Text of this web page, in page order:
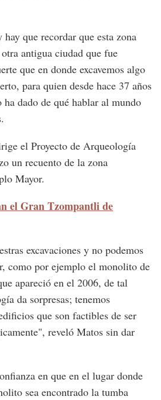
hay que recordar que esta zona
antigua ciudad que fue
que en donde excavemos algo
para quien desde hace 37 años
dado de qué hablar al mundo
el Proyecto de Arqueología
un recuento de la zona
Mayor.
el Gran Tzompantli de
excavaciones y no podemos
como por ejemplo el monolito de
apareció en el 2006, de tal
da sorpresas; tenemos
que son factibles de ser
reveló Matos sin dar
en que en el lugar donde
sea encontrado la tumba